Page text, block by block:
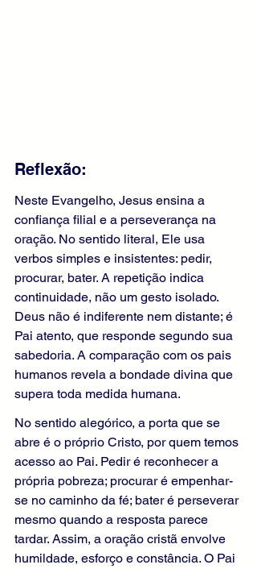
Reflexão:
Neste Evangelho, Jesus ensina a
confiança filial e a perseverança na
oração. No sentido literal, Ele usa
verbos simples e insistentes: pedir,
procurar, bater. A repetição indica
continuidade, não um gesto isolado.
Deus não é indiferente nem distante; é
Pai atento, que responde segundo sua
sabedoria. A comparação com os pais
humanos revela a bondade divina que
supera toda medida humana.
No sentido alegórico, a porta que se
abre é o próprio Cristo, por quem temos
acesso ao Pai. Pedir é reconhecer a
própria pobreza; procurar é empenhar-
se no caminho da fé; bater é perseverar
mesmo quando a resposta parece
tardar. Assim, a oração cristã envolve
humildade, esforço e constância. O Pai